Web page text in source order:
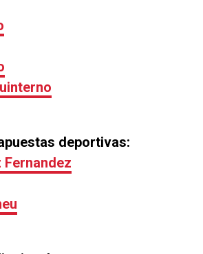
deportivas:
Fernandez